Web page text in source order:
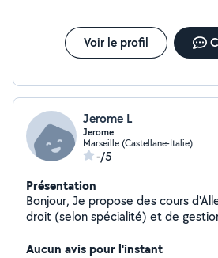
Voir le profil
Jerome L
Jerome
Marseille (Castellane-Italie)
-/5
Présentation
Bonjour, Je propose des cours d'Allemand, Anglais ;
droit (selon spécialité) et de
Aucun avis pour l'instant